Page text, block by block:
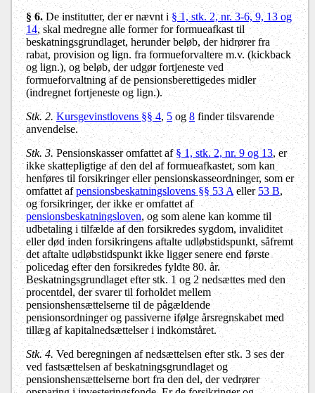
§ 6.De institutter, der er nævnt i§ 1, stk. 2, nr. 3-6, 9, 13 og
14, skal medregne alle former for formueafkast til
beskatningsgrundlaget, herunder beløb, der hidrører fra
rabat, provision og lign. fra formueforvaltere m.v. (kickback
og lign.), og beløb, der udgør fortjeneste ved
formueforvaltning af de pensionsberettigedes midler
(indregnet fortjeneste og lign.).
Stk. 2. Kursgevinstlovens §§ 4, 5og8 finder tilsvarende
anvendelse.
Stk. 3. Pensionskasser omfattet af§ 1, stk. 2, nr. 9 og 13, er
ikke skattepligtige af den del af formueafkastet, som kan
henføres til forsikringer eller pensionskasseordninger, som er
omfattet afpensionsbeskatningslovens §§ 53 A eller53 B,
og forsikringer, der ikke er omfattet af
pensionsbeskatningsloven, og som alene kan komme til
udbetaling i tilfælde af den forsikredes sygdom, invaliditet
eller død inden forsikringens aftalte udløbstidspunkt, såfremt
det aftalte udløbstidspunkt ikke ligger senere end første
policedag efter den forsikredes fyldte 80. år.
Beskatningsgrundlaget efter stk. 1 og 2 nedsættes med den
procentdel, der svarer til forholdet mellem
pensionshensættelserne til de pågældende
pensionsordninger og passiverne ifølge årsregnskabet med
tillæg af kapitalnedsættelser i indkomståret.
Stk. 4. Ved beregningen af nedsættelsen efter stk. 3 ses der
ved fastsættelsen af beskatningsgrundlaget og
pensionshensættelserne bort fra den del, der vedrører